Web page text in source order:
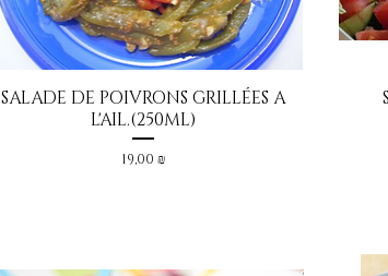
Aperçu rapide
SALADE DE POIVRONS GRILLÉES A
L'AIL.(250ML)
Prix
19,00 ₪